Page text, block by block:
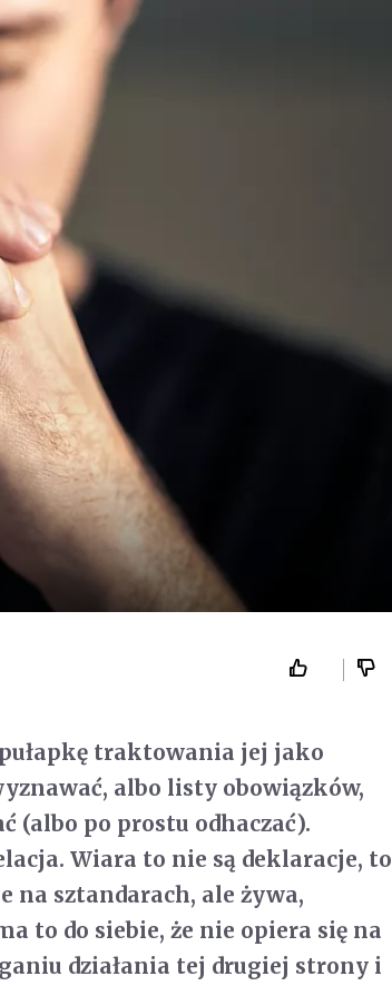
traktowania jej jako
albo listy obowiązków,
(albo po prostu odhaczać).
Wiara to nie są deklaracje, to
na sztandarach, ale żywa,
to do siebie, że nie opiera się na
działania tej drugiej strony i